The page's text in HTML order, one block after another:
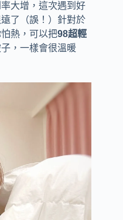
大增，這次遇到好
了（誤！）針對於
熱，可以把98超輕
，一樣會很溫暖